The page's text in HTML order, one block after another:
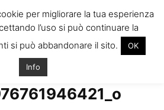
ITALIANI A
LONDRA
Italiani nella rebel city
ora il progetto di un Coffee Cycle
per migliorare la tua esperienza
l’uso si può continuare la
si può abbandonare il sito.
OK
Info